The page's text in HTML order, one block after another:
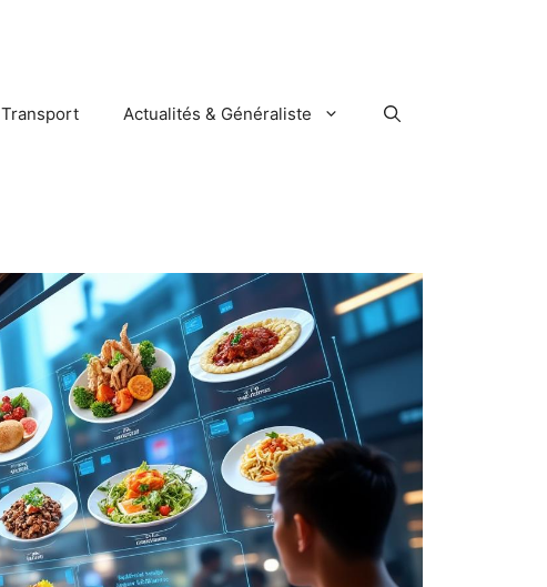
Transport Actualités & Généraliste